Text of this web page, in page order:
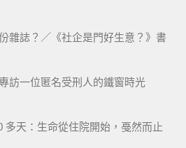
雜誌？／《社企是門好生意？》書
訪一位匿名受刑人的鐵窗時光
多天：生命從住院開始，戞然而止